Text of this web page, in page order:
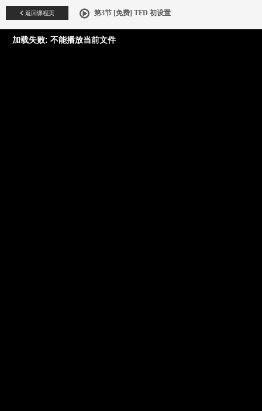
返回课程页 第3节 [免费] TFD 初设置
加载失败: 不能播放当前文件